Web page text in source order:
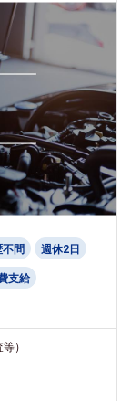
不問 週休2日
支給
）